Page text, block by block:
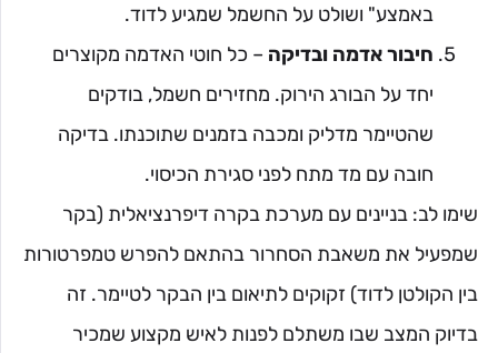
באמצע" ושולט על החשמל שמגיע לדוד.
חיבור אדמה ובדיקה – כל חוטי האדמה מקוצרים
יחד על הבורג הירוק. מחזירים חשמל, בודקים
שהטיימר מדליק ומכבה בזמנים שתוכנתו. בדיקה
חובה עם מד מתח לפני סגירת הכיסוי.
שימו לב: בניינים עם מערכת בקרה דיפרנציאלית (בקר
שמפעיל את משאבת הסחרור בהתאם להפרש טמפרטורות
בין הקולטן לדוד) זקוקים לתיאום בין הבקר לטיימר. זה
בדיוק המצב שבו משתלם לפנות לאיש מקצוע שמכיר